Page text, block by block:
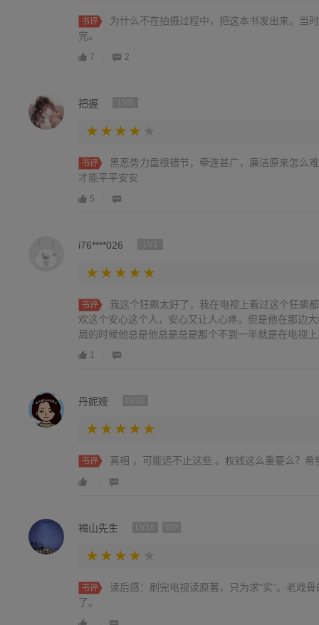
书评
为什么不在拍摄过程中，把这本书发出来。当
完。
7 2
把握
书评
黑恶势力盘根错节，牵连甚广，廉洁原来怎么
才能平平安安
5
i76****026
书评
我这个狂飙太好了，我在电视上看过这个狂飙
欢这个安心这个人，安心又让人心疼。但是他在那边
局的时候他总是他总是总是那个不到一半就是在电视
1
丹妮娅
书评 真相 ，可能远不止这些 。权钱这么重要么？希
褐山先生
书评
读后感：刷完电视读原著，只为求“实”。老戏
了。